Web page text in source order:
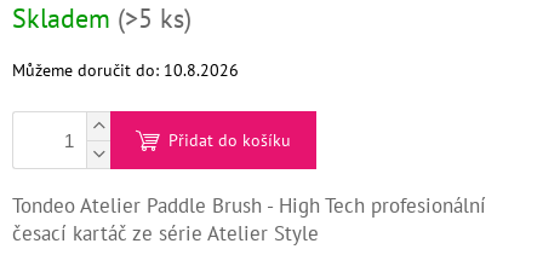
Olaplex
Pomůcky
Kontakty
Měna
cena:
Skladem (>5 ks)
Můžeme doručit do: 10.8.2026
Přidat do košíku
Tondeo Atelier Paddle Brush - High Tech profesionální
česací kartáč ze série Atelier Style